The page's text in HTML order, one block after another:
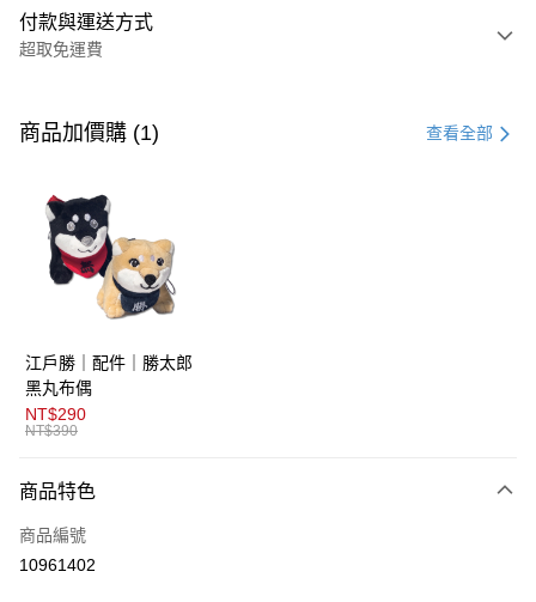
付款與運送方式
超取免運費
信用卡一次付款
LINE Pay
AFTEE先享後付
【關於「AFTEE先享後付」】
便利好安心！
１．簡單：不需註冊會員、不需綁卡、不需儲值。
２．便利：只要手機號碼，簡訊認證，即可結帳。
３．安心：先確認商品／服務後，再付款。
１．於結帳方式選擇「AFTEE先享後付」後，將跳轉至「AFTEE先享後付」
２．訂單成立數日內，您將收到繳費通知簡訊。
３．收到繳費通知簡訊後14天內，點擊此簡訊中的連結，可透過四大超商／
運送方式
全家取貨付款
免運費
商品加價購 (1) 查看全部
江戶勝｜配件｜勝太郎
黑丸布偶
NT$290
NT$390
商品特色
商品編號
10961402